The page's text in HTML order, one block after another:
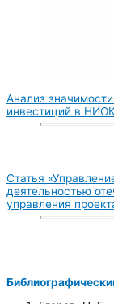
Анализ
инвестиций в
Статья
деятельностью
управления